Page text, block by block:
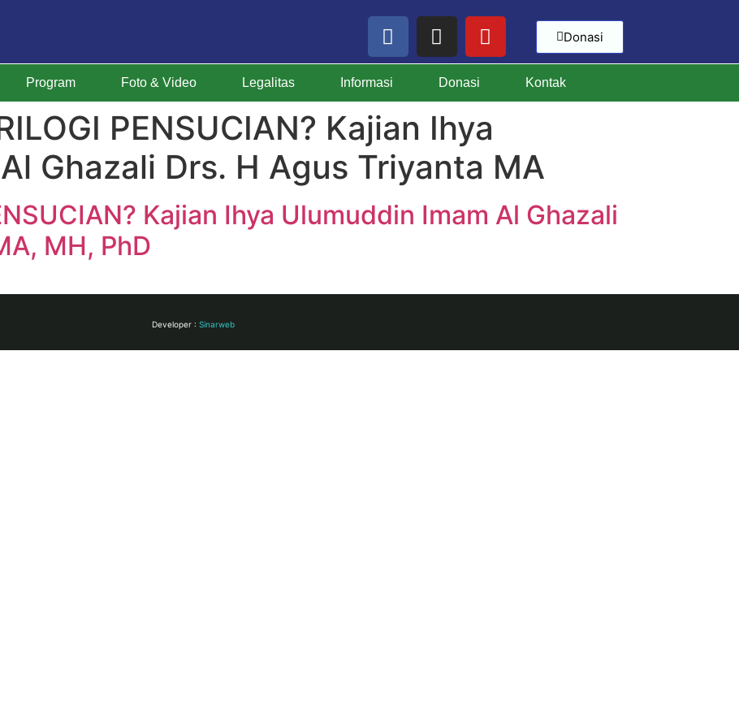
Donasi
Program Foto & Video Legalitas Informasi Donasi Kontak
PENSUCIAN? Kajian Ihya
Ghazali Drs. H Agus Triyanta MA
Kajian Ihya Ulumuddin Imam Al Ghazali
MH, PhD
Developer : Sinarweb